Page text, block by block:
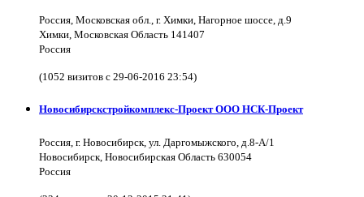
Россия, Московская обл., г. Химки, Нагорное шоссе, д.9
Химки, Московская Область 141407
Россия
(1052 визитов с 29-06-2016 23:54)
Новосибирскстройкомплекс-Проект ООО НСК-Проект
Россия, г. Новосибирск, ул. Даргомыжского, д.8-А/1
Новосибирск, Новосибирская Область 630054
Россия